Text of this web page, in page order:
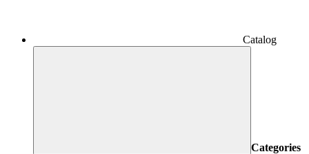
Catalog
Categories